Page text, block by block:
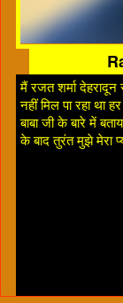
मैं रजत शर्मा
नहीं मिल पा रहा था
बाबा जी के बारे में
के बाद तुरंत मुझे मेरा